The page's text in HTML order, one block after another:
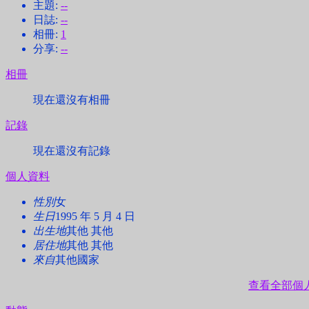
主題: --
日誌: --
相冊: 1
分享: --
相冊
現在還沒有相冊
記錄
現在還沒有記錄
個人資料
性別女
生日1995 年 5 月 4 日
出生地其他 其他
居住地其他 其他
來自其他國家
查看全部個